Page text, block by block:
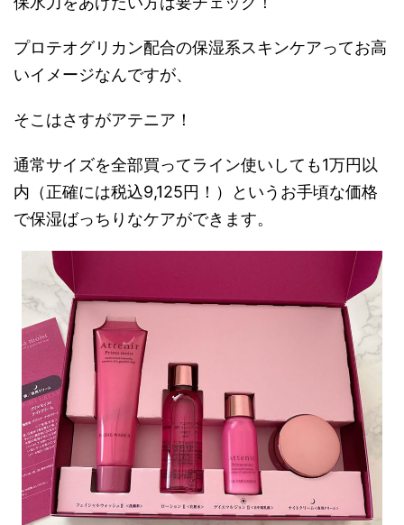
プロテオグリカン配合の保湿系スキンケアってお高
いイメージなんですが、
そこはさすがアテニア！
通常サイズを全部買ってライン使いしても1万円以
内（正確には税込9,125円！）というお手頃な価格
で保湿ばっちりなケアができます。